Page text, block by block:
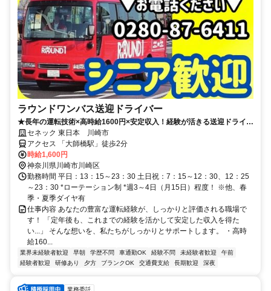
ラウンドワンバス送迎ドライバー
★長年の運転技術×高時給1600円×安定収入！経験が活きる送迎ドライバ
ー★セネック 東日本 川崎市
アクセス 「大師橋駅」徒歩2分
時給1,600円
神奈川県川崎市川崎区
勤務時間 平日：13：15～23：30 土日祝：7：15～12：30、12：25
～23：30 *ローテーション制 *週3～4日（月15日）程度！ ※他、春
季・夏季ダイヤ有
仕事内容 あなたの豊富な運転経験が、しっかりと評価される職場で
す！ 「定年後も、これまでの経験を活かして安定した収入を得た
い...」 そんな想いを、私たちがしっかりとサポートします。 ・高時
給160...
業界未経験者歓迎 早朝 学歴不問 車通勤OK 経験不問 未経験者歓迎
午前
経験者歓迎
研修あり 夕方 ブランクOK 交通費支給 長期歓迎 深夜
業務委託